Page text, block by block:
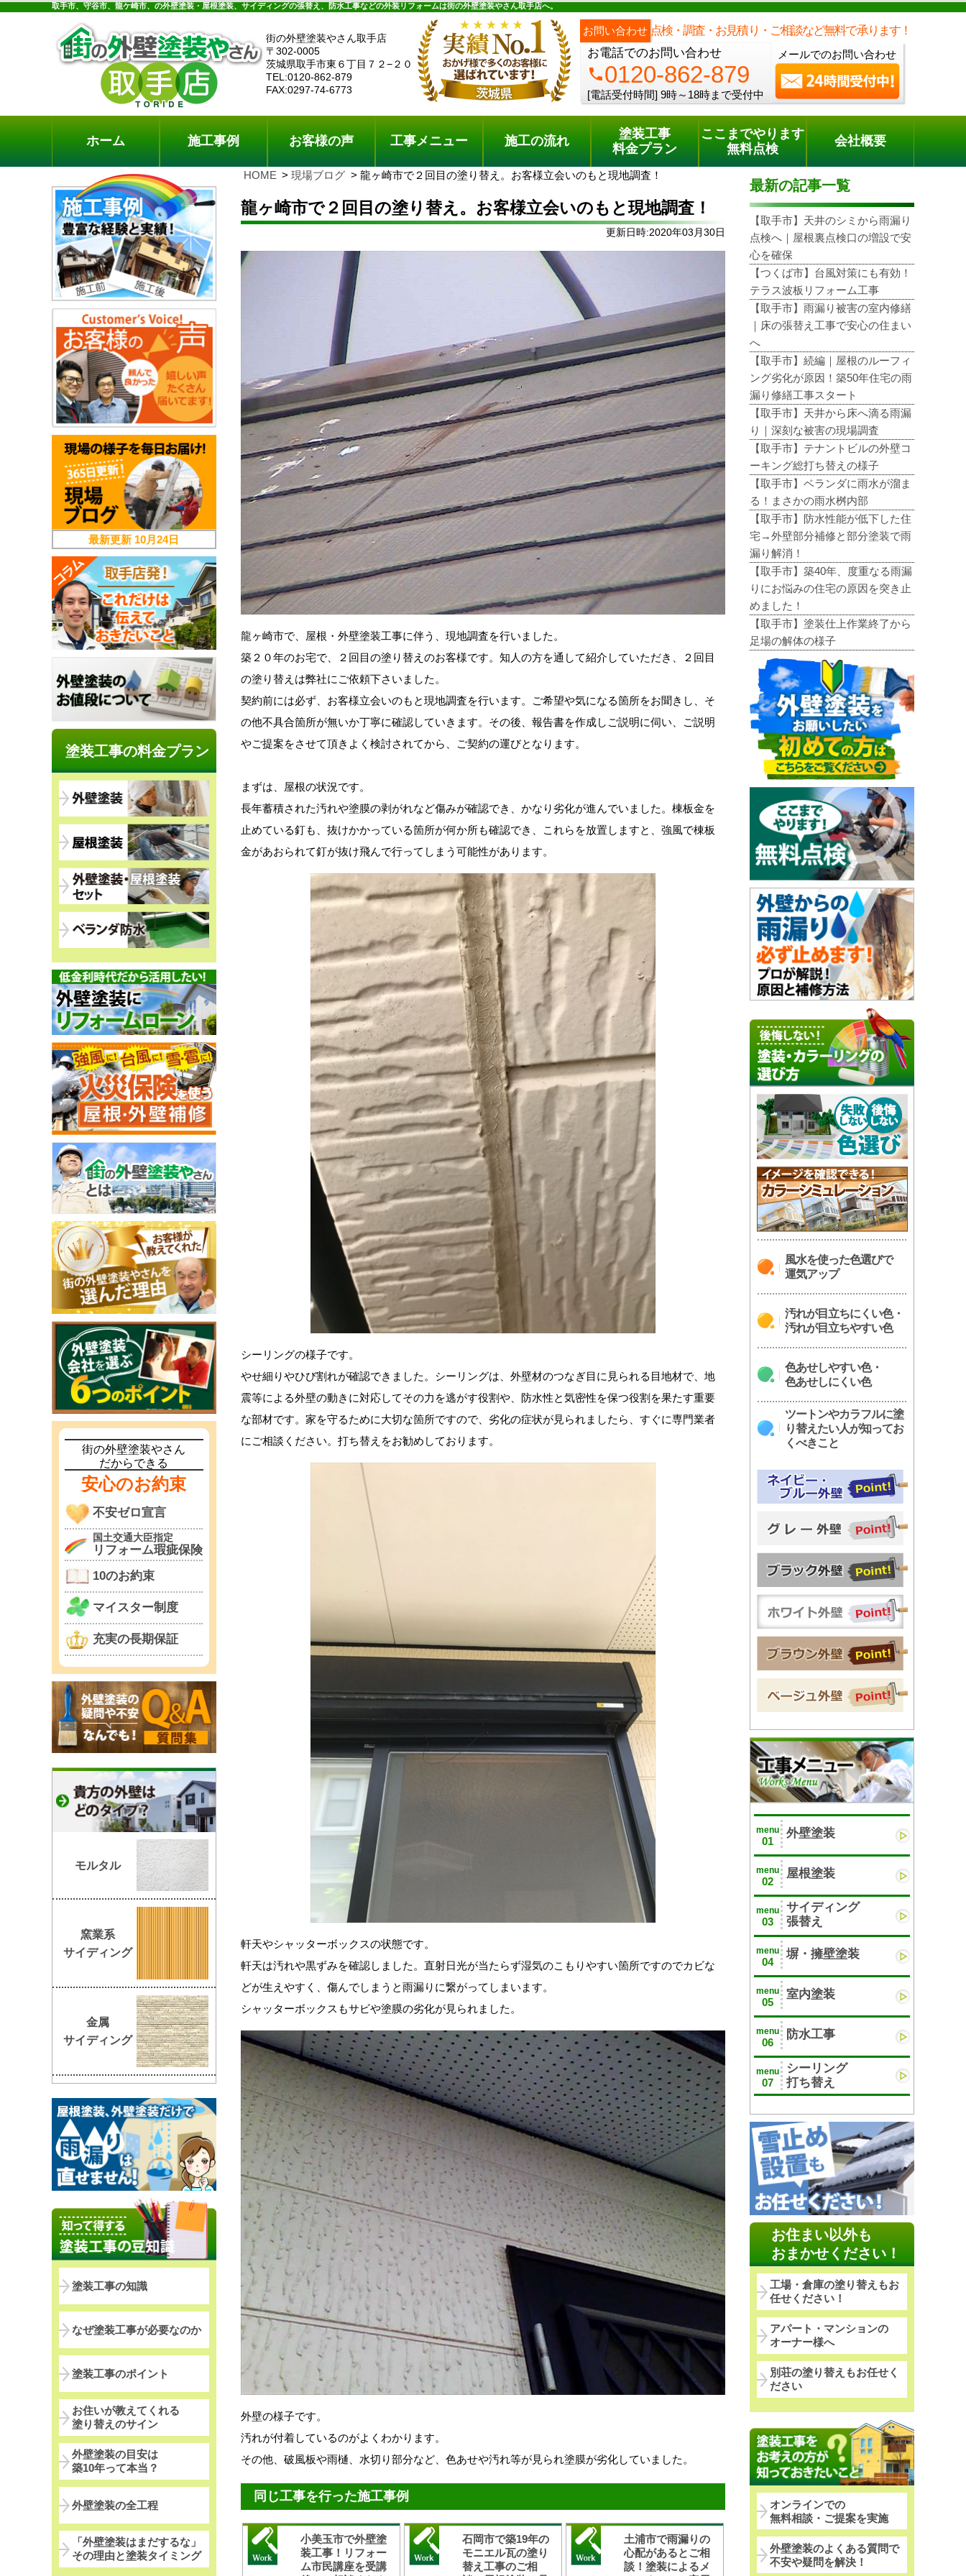
取手市、守谷市、龍ケ崎市、の外壁塗装・屋根塗装、サイディングの張替え、防水工事などの外装リフォームは街の外壁塗装やさん取手店へ。
街の外壁塗装やさん取手店
〒302-0005
茨城県取手市東６丁目７２−２０
TEL:0120-862-879
FAX:0297-74-6773
お問い合わせ 点検・調査・お見積り・ご相談など無料で承ります！
お電話でのお問い合わせ
phone0120-862-879
[電話受付時間] 9時～18時まで受付中
メールでのお問い合わせ
料金プラン 無料点検
電話でのご相談 [9時～18時まで受付中]
phone0120-862-879
ホーム 施工事例 お客様の声 工事メニュー 施工の流れ
塗装工事
料金プラン
ここまでやります
無料点検
会社概要
HOME 現場ブログ 龍ヶ崎市で２回目の塗り替え。お客様立会いのもと現地調査！
龍ヶ崎市で２回目の塗り替え。お客様立会いのもと現地調査！
更新日時:2020年03月30日
龍ヶ崎市で、屋根・外壁塗装工事に伴う、現地調査を行いました。
築２０年のお宅で、２回目の塗り替えのお客様です。知人の方を通して紹介していただき、２回目
の塗り替えは弊社にご依頼下さいました。
契約前には必ず、お客様立会いのもと現地調査を行います。ご希望や気になる箇所をお聞きし、そ
の他不具合箇所が無いか丁寧に確認していきます。その後、報告書を作成しご説明に伺い、ご説明
やご提案をさせて頂きよく検討されてから、ご契約の運びとなります。
まずは、屋根の状況です。
長年蓄積された汚れや塗膜の剥がれなど傷みが確認でき、かなり劣化が進んでいました。棟板金を
止めている釘も、抜けかかっている箇所が何か所も確認でき、これらを放置しますと、強風で棟板
金があおられて釘が抜け飛んで行ってしまう可能性があります。
シーリングの様子です。
やせ細りやひび割れが確認できました。シーリングは、外壁材のつなぎ目に見られる目地材で、地
震等による外壁の動きに対応してその力を逃がす役割や、防水性と気密性を保つ役割を果たす重要
な部材です。家を守るために大切な箇所ですので、劣化の症状が見られましたら、すぐに専門業者
にご相談ください。打ち替えをお勧めしております。
軒天やシャッターボックスの状態です。
軒天は汚れや黒ずみを確認しました。直射日光が当たらず湿気のこもりやすい箇所ですのでカビな
どが生えやすく、傷んでしまうと雨漏りに繋がってしまいます。
シャッターボックスもサビや塗膜の劣化が見られました。
外壁の様子です。
汚れが付着しているのがよくわかります。
その他、破風板や雨樋、水切り部分など、色あせや汚れ等が見られ塗膜が劣化していました。
同じ工事を行った施工事例
小美玉市で外壁塗
装工事！リフォー
ム市民講座を受講
石岡市で築19年の
モニエル瓦の塗り
替え工事のご相
土浦市で雨漏りの
心配があるとご相
談！塗装によるメ
最新の記事一覧
【取手市】天井のシミから雨漏り
点検へ｜屋根裏点検口の増設で安
心を確保
【つくば市】台風対策にも有効！
テラス波板リフォーム工事
【取手市】雨漏り被害の室内修繕
｜床の張替え工事で安心の住まい
へ
【取手市】続編｜屋根のルーフィ
ング劣化が原因！築50年住宅の雨
漏り修繕工事スタート
【取手市】天井から床へ滴る雨漏
り｜深刻な被害の現場調査
【取手市】テナントビルの外壁コ
ーキング総打ち替えの様子
【取手市】ベランダに雨水が溜ま
る！まさかの雨水桝内部
【取手市】防水性能が低下した住
宅→外壁部分補修と部分塗装で雨
漏り解消！
【取手市】築40年、度重なる雨漏
りにお悩みの住宅の原因を突き止
めました！
【取手市】塗装仕上作業終了から
足場の解体の様子
風水を使った色選びで
運気アップ
汚れが目立ちにくい色・
汚れが目立ちやすい色
色あせしやすい色・
色あせしにくい色
ツートンやカラフルに塗
り替えたい人が知ってお
くべきこと
menu
01
外壁塗装
menu
02
屋根塗装
menu
03
サイディング
張替え
menu
04
塀・擁壁塗装
menu
05
室内塗装
menu
06
防水工事
menu
07
シーリング
打ち替え
お住まい以外も
おまかせください！
工場・倉庫の塗り替えもお
任せください！
アパート・マンションの
オーナー様へ
別荘の塗り替えもお任せく
ださい
オンラインでの
無料相談・ご提案を実施
外壁塗装のよくある質問で
不安や疑問を解決！
最新更新 10月24日
塗装工事の料金プラン
街の外壁塗装やさん
だからできる
安心のお約束
不安ゼロ宣言
国土交通大臣指定
リフォーム瑕疵保険
10のお約束
マイスター制度
充実の長期保証
モルタル
窯業系
サイディング
金属
サイディング
塗装工事の知識
なぜ塗装工事が必要なのか
塗装工事のポイント
お住いが教えてくれる
塗り替えのサイン
外壁塗装の目安は
築10年って本当？
外壁塗装の全工程
「外壁塗装はまだするな」
その理由と塗装タイミング